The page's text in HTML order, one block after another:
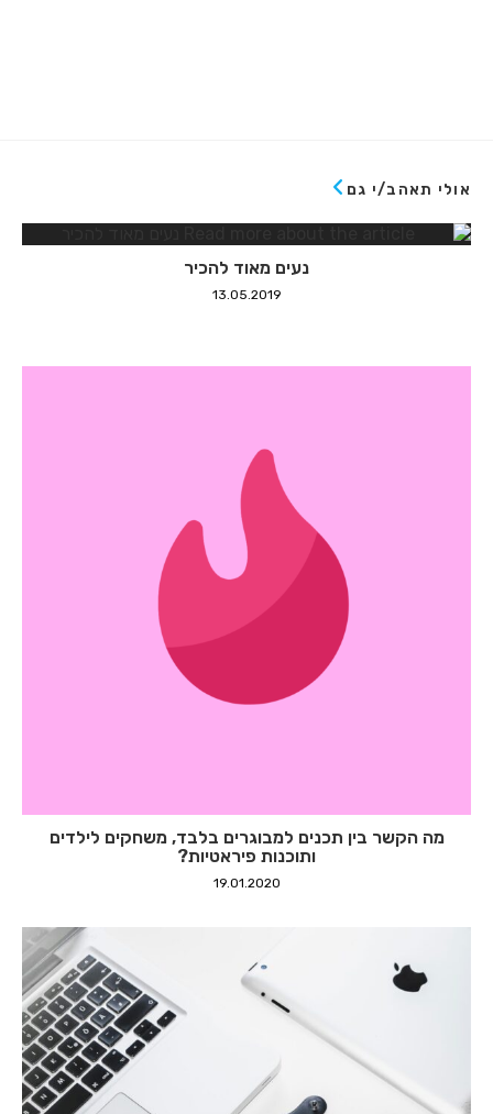
אולי תאהב/י גם
נעים מאוד להכיר
13.05.2019
מה הקשר בין תכנים למבוגרים בלבד, משחקים לילדים
ותוכנות פיראטיות?
19.01.2020